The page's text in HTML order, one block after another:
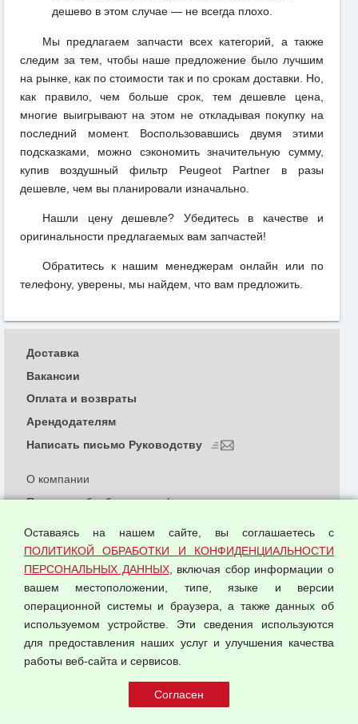
дешево в этом случае — не всегда плохо.
Мы предлагаем запчасти всех категорий, а также
следим за тем, чтобы наше предложение было лучшим
на рынке, как по стоимости так и по срокам доставки. Но,
как правило, чем больше срок, тем дешевле цена,
многие выигрывают на этом не откладывая покупку на
последний момент. Воспользовавшись двумя этими
подсказками, можно сэкономить значительную сумму,
купив воздушный фильтр Peugeot Partner в разы
дешевле, чем вы планировали изначально.
Нашли цену дешевле? Убедитесь в качестве и
оригинальности предлагаемых вам запчастей!
Обратитесь к нашим менеджерам онлайн или по
телефону, уверены, мы найдем, что вам предложить.
© 2026 ООО "Феникс"
О компании
Политика обработки и конфиденциальности
Согласием на обработку персональных данных
Оферта оптовой купли-продажи
Публичная оферта
Доставка
Вакансии
Оплата и возвраты
Арендодателям
Написать письмо Руководству
Оставаясь на нашем сайте, вы соглашаетесь с
ПОЛИТИКОЙ ОБРАБОТКИ И КОНФИДЕНЦИАЛЬНОСТИ
ПЕРСОНАЛЬНЫХ ДАННЫХ, включая сбор информации о
вашем местоположении, типе, языке и версии
операционной системы и браузера, а также данных об
используемом устройстве. Эти сведения используются
для предоставления наших услуг и улучшения качества
работы веб-сайта и сервисов.